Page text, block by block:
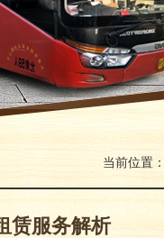
当前位置：
赁服务解析